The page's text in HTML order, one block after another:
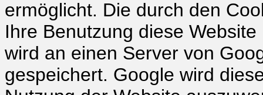
ermöglicht. Die durch den
Ihre Benutzung diese
wird an einen Server von
gespeichert. Google wird